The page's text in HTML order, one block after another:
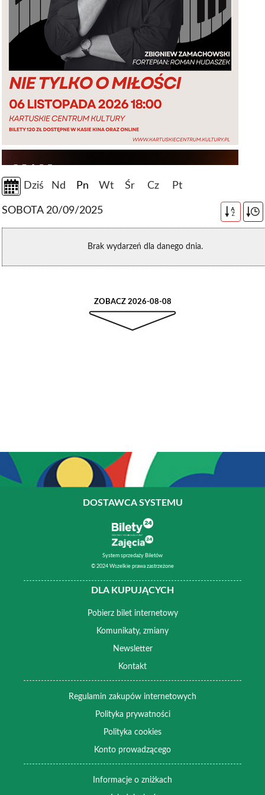
Dziś Nd Pn Wt Śr Cz Pt
SOBOTA 20/09/2025 A
Z
Brak wydarzeń dla danego dnia.
ZOBACZ 2026-08-08
DOSTAWCA SYSTEMU
System sprzedaży Biletów
© 2024 Wszelkie prawa zastrzeżone
DLA KUPUJĄCYCH
Pobierz bilet internetowy
Komunikaty, zmiany
Newsletter
Kontakt
Regulamin zakupów internetowych
Polityka prywatności
Polityka cookies
Konto prowadzącego
Informacje o zniżkach